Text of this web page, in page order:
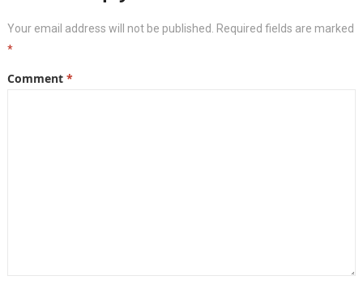
Your email address will not be published.
Required fields are marked
*
Comment *